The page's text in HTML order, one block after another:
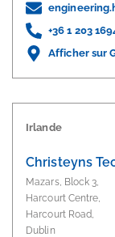
+36 1 203
Afficher sur
Irlande
Christeyns
Mazars, Block 3,
Harcourt Centre,
Harcourt Road,
Dublin